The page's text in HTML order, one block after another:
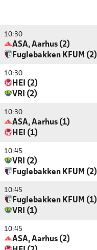
10:30
ASA, Aarhus (2)
Fuglebakken KFUM (2)
10:30
HEI (2)
VRI (2)
10:30
ASA, Aarhus (1)
HEI (1)
10:45
VRI (2)
Fuglebakken KFUM (2)
10:45
Fuglebakken KFUM (1)
VRI (1)
10:45
ASA, Aarhus (2)